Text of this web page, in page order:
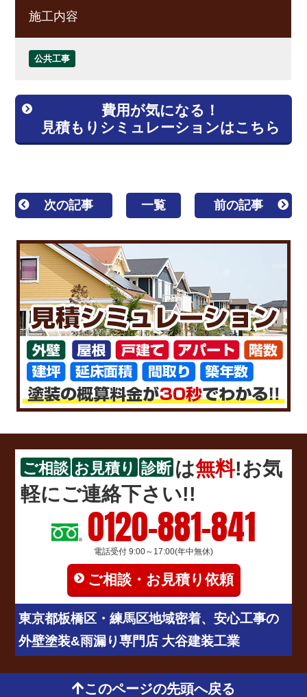
施工内容
公共工事
費用が気になる！
見積もりシミュレーションはこちら
次の記事 一覧 前の記事
ご相談 お見積り 診断 は無料!お気
軽にご連絡下さい!!
0120-881-841
電話受付 9:00～17:00(年中無休)
ご相談・お見積り依頼
東京都板橋区・練馬区地域密着、安心工事の
外壁塗装&雨漏り専門店 大谷建装工業
このページの先頭へ戻る